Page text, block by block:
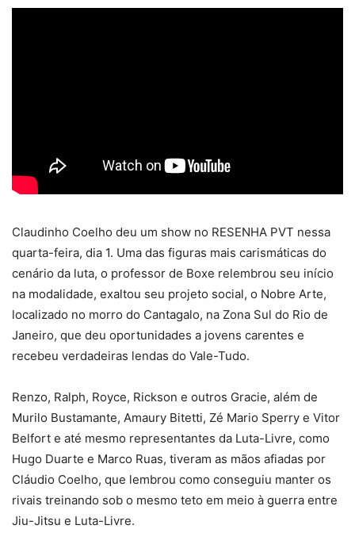
Claudinho Coelho deu um show no RESENHA PVT nessa
quarta-feira, dia 1. Uma das figuras mais carismáticas do
cenário da luta, o professor de Boxe relembrou seu início
na modalidade, exaltou seu projeto social, o Nobre Arte,
localizado no morro do Cantagalo, na Zona Sul do Rio de
Janeiro, que deu oportunidades a jovens carentes e
recebeu verdadeiras lendas do Vale-Tudo.
Renzo, Ralph, Royce, Rickson e outros Gracie, além de
Murilo Bustamante, Amaury Bitetti, Zé Mario Sperry e Vitor
Belfort e até mesmo representantes da Luta-Livre, como
Hugo Duarte e Marco Ruas, tiveram as mãos afiadas por
Cláudio Coelho, que lembrou como conseguiu manter os
rivais treinando sob o mesmo teto em meio à guerra entre
Jiu-Jitsu e Luta-Livre.